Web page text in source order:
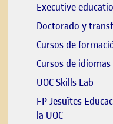
Executive
Doctorado y
Cursos de
Cursos de idiomas
UOC Skills Lab
FP Jesuïtes
la UOCEl link